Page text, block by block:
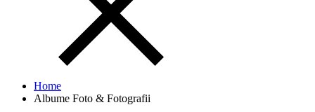
Home
Albume Foto & Fotografii